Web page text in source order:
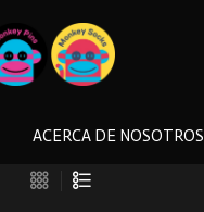
ACERCA DE NOSOTROS